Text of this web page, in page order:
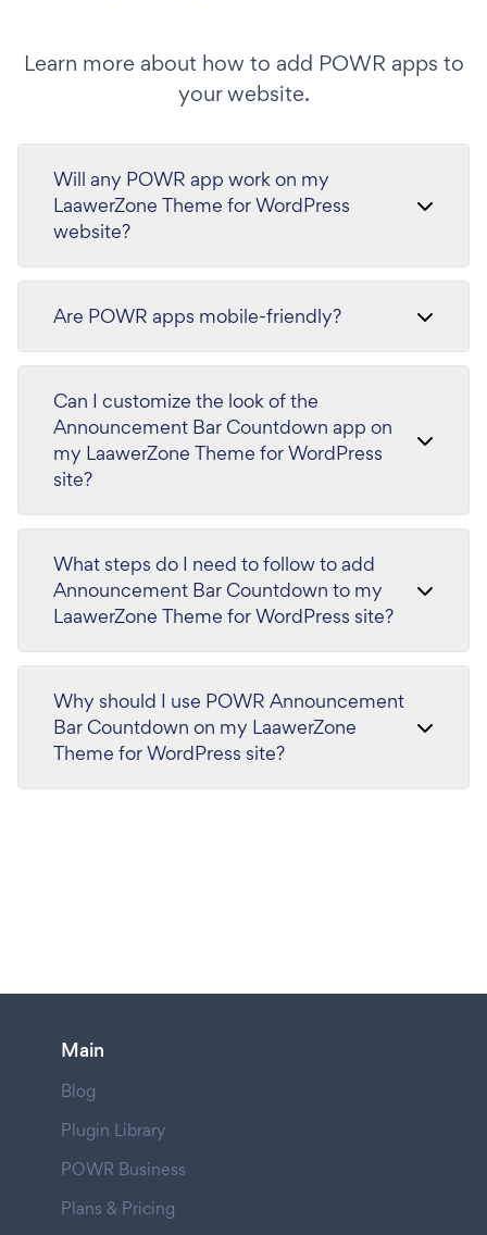
Learn more about how to add POWR apps to
your website.
Will any POWR app work on my
LaawerZone Theme for WordPress
website?
Are POWR apps mobile-friendly?
Can I customize the look of the
Announcement Bar Countdown app on
my LaawerZone Theme for WordPress
site?
What steps do I need to follow to add
Announcement Bar Countdown to my
LaawerZone Theme for WordPress site?
Why should I use POWR Announcement
Bar Countdown on my LaawerZone
Theme for WordPress site?
Main
Blog
Plugin Library
POWR Business
Plans & Pricing